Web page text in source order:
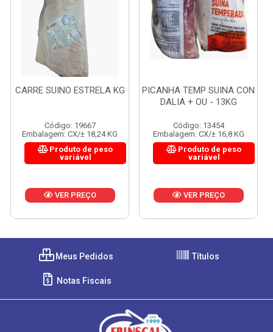
CARRE SUINO ESTRELA KG
Código: 19667
Embalagem: CX/± 18,24 KG
Produto de peso
variável
VER PREÇO
PICANHA TEMP SUINA CON
DALIA + OU - 13KG
Código: 13454
Embalagem: CX/± 16,8 KG
Produto de peso
variável
VER PREÇO
Meus Pedidos Títulos
Notas Fiscais